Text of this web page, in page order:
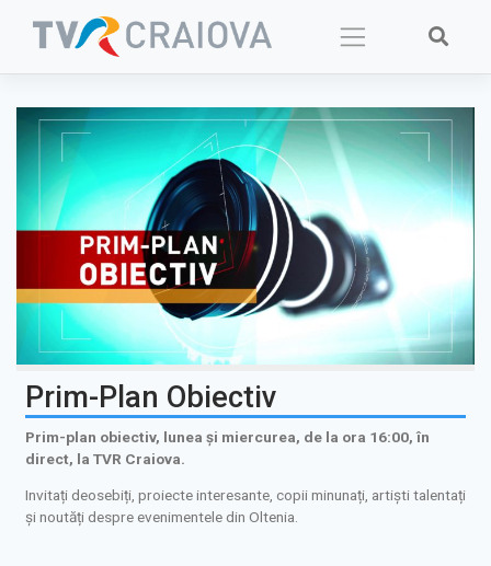
Prim-Plan Obiectiv
Prim-plan obiectiv, lunea și miercurea, de la ora 16:00, în
direct, la TVR Craiova.
Invitați deosebiți, proiecte interesante, copii minunați, artiști talentați
și noutăți despre evenimentele din Oltenia.